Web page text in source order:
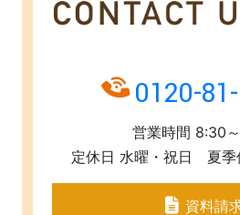
0120-
営業時間 8:30
定休日 水曜・祝日 夏季
資料請